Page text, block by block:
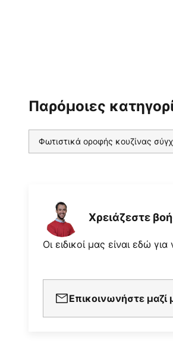
Παρόμοιες
Φωτιστικά οροφής κουζίνας
Χρειάζεστε
Οι ειδικοί μας είναι εδώ
Επικοινωνήστε μαζί